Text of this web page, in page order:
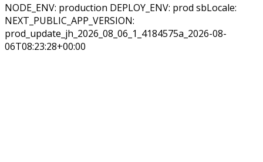
NODE_ENV: production DEPLOY_ENV: prod sbLocale:
NEXT_PUBLIC_APP_VERSION:
prod_update_jh_2026_08_06_1_4184575a_2026-08-
06T08:23:28+00:00